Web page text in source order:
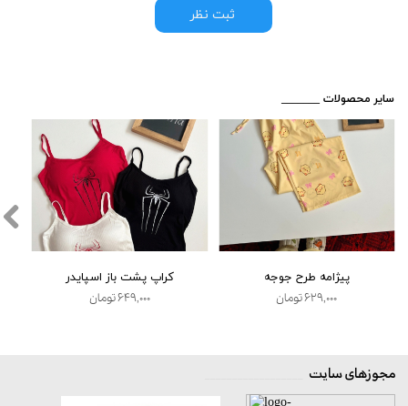
ثبت نظر
کراپ پشت باز اسپایدر
۶۴۹,۰۰۰ تومان
پیژامه طرح جوجه
۶۲۹,۰۰۰ تومان
​_______ سایر محصولات
مجوزهای سایت